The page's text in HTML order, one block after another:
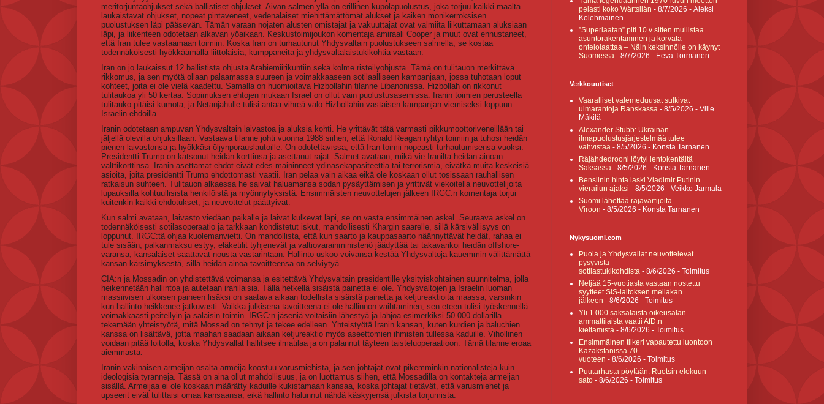
meritorjuntaohjukset sekä ballistiset ohjukset. Aivan salmen yllä on erillinen kupolapuolustus, joka torjuu kaikki maalta
laukaistavat ohjukset, nopeat pintaveneet, vedenalaiset miehittämättömät alukset ja kaiken monikerroksisen
puolustuksen läpi pääsevän. Tämän varaan nojaten alusten omistajat ja vakuuttajat ovat valmiita liikuttamaan aluksiaan
läpi, ja liikenteen odotetaan alkavan yöaikaan. Keskustoimijoukon komentaja amiraali Cooper ja muut ovat ennustaneet,
että Iran tulee vastaamaan toimiin. Koska Iran on turhautunut Yhdysvaltain puolustukseen salmella, se kostaa
todennäköisesti hyökkäämällä liittolaisia, kumppaneita ja yhdysvaltalaistukikohtia vastaan.
Iran on jo laukaissut 12 ballistista ohjusta Arabiemiirikuntiin sekä kolme risteilyohjusta. Tämä on tulitauon merkittävä
rikkomus, ja sen myötä ollaan palaamassa suureen ja voimakkaaseen sotilaalliseen kampanjaan, jossa tuhotaan loput
kohteet, joita ei ole vielä kaadettu. Samalla on huomioitava Hizbollahin tilanne Libanonissa. Hizbollah on rikkonut
tulitaukoa yli 50 kertaa. Sopimuksen ehtojen mukaan Israel on ollut vain puolustusasemissa. Iranin toimien perusteella
tulitauko pitäisi kumota, ja Netanjahulle tulisi antaa vihreä valo Hizbollahin vastaisen kampanjan viemiseksi loppuun
Israelin ehdoilla.
Iranin odotetaan ampuvan Yhdysvaltain laivastoa ja aluksia kohti. He yrittävät tätä varmasti pikkumoottoriveneillään tai
jäljellä olevilla ohjuksillaan. Vastaava tilanne johti vuonna 1988 siihen, että Ronald Reagan ryhtyi toimiin ja tuhosi heidän
pienen laivastonsa ja hyökkäsi öljynporauslautoille. On odotettavissa, että Iran toimii nopeasti turhautumisensa vuoksi.
Presidentti Trump on katsonut heidän korttinsa ja asettanut rajat. Salmet avataan, mikä vie Iranilta heidän ainoan
valttikorttinsa. Iranin asettamat ehdot eivät edes maininneet ydinasekapasiteettia tai terrorismia, eivätkä muita keskeisiä
asioita, joita presidentti Trump ehdottomasti vaatii. Iran pelaa vain aikaa eikä ole koskaan ollut tosissaan rauhallisen
ratkaisun suhteen. Tulitauon alkaessa he saivat haluamansa sodan pysäyttämisen ja yrittivät viekoitella neuvottelijoita
lupauksilla kohtuullisista henkilöistä ja myönnytyksistä. Ensimmäisten neuvottelujen jälkeen IRGC:n komentaja torjui
kuitenkin kaikki ehdotukset, ja neuvottelut päättyivät.
Kun salmi avataan, laivasto viedään paikalle ja laivat kulkevat läpi, se on vasta ensimmäinen askel. Seuraava askel on
todennäköisesti sotilasoperaatio ja tarkkaan kohdistetut iskut, mahdollisesti Khargin saarelle, sillä kärsivällisyys on
loppunut. IRGC:tä ohjaa kuolemanvietti. On mahdollista, että kun saarto ja kauppasaarto näännyttävät heidät, rahaa ei
tule sisään, palkanmaksu estyy, eläketilit tyhjenevät ja valtiovarainministeriö jäädyttää tai takavarikoi heidän offshore-
varansa, kansalaiset saattavat nousta vastarintaan. Hallinto uskoo voivansa kestää Yhdysvaltoja kauemmin välittämättä
kansan kärsimyksestä, sillä heidän ainoa tavoitteensa on selviytyä.
CIA:n ja Mossadin on yhdistettävä voimansa ja esitettävä Yhdysvaltain presidentille yksityiskohtainen suunnitelma, jolla
heikennetään hallintoa ja autetaan iranilaisia. Tällä hetkellä sisäistä painetta ei ole. Yhdysvaltojen ja Israelin luoman
massiivisen ulkoisen paineen lisäksi on saatava aikaan todellista sisäistä painetta ja ketjureaktioita maassa, varsinkin
kun hallinto heikkenee jatkuvasti. Vaikka julkisena tavoitteena ei ole hallinnon vaihtaminen, sen eteen tulisi työskennellä
voimakkaasti peitellyin ja salaisin toimin. IRGC:n jäseniä voitaisiin lähestyä ja lahjoa esimerkiksi 50 000 dollarilla
tekemään yhteistyötä, mitä Mossad on tehnyt ja tekee edelleen. Yhteistyötä Iranin kansan, kuten kurdien ja baluchien
kanssa on lisättävä, jotta maahan saadaan aikaan ketjureaktio myös aseettomien ihmisten tullessa kaduille. Vihollinen
voidaan pitää loitolla, koska Yhdysvallat hallitsee ilmatilaa ja on palannut täyteen taisteluoperaatioon. Tämä tilanne eroaa
aiemmasta.
Iranin vakinaisen armeijan osalta armeija koostuu varusmiehistä, ja sen johtajat ovat pikemminkin nationalisteja kuin
ideologisia tyranneja. Tässä on aina ollut mahdollisuus, ja on luottamus siihen, että Mossadilla on kontakteja armeijan
sisällä. Armeijaa ei ole koskaan määrätty kaduille kukistamaan kansaa, koska johtajat tietävät, että varusmiehet ja
upseerit eivät tulittaisi omaa kansaansa, eikä hallinto halunnut nähdä käskyjensä julkista torjumista.
pelasti koko Wärtsilän - 8/7/2026 - Aleksi
Kolehmainen
”Superlaatan” piti 10 v sitten mullistaa
asuntorakentaminen ja korvata
ontelolaattaa – Näin keksinnölle on käynyt
Suomessa - 8/7/2026 - Eeva Törmänen
Verkkouutiset
Vaaralliset valemeduusat sulkivat
uimarantoja Ranskassa - 8/5/2026 - Ville
Mäkilä
Alexander Stubb: Ukrainan
ilmapuolustusjärjestelmää tulee
vahvistaa - 8/5/2026 - Konsta Tarnanen
Räjähdedrooni löytyi lentokentältä
Saksassa - 8/5/2026 - Konsta Tarnanen
Bensiinin hinta laski Vladimir Putinin
vierailun ajaksi - 8/5/2026 - Veikko Jarmala
Suomi lähettää rajavartijoita
Viroon - 8/5/2026 - Konsta Tarnanen
Nykysuomi.com
Puola ja Yhdysvallat neuvottelevat
pysyvistä
sotilastukikohdista - 8/6/2026 - Toimitus
Neljää 15-vuotiasta vastaan nostettu
syytteet SiS-laitoksen mellakan
jälkeen - 8/6/2026 - Toimitus
Yli 1 000 saksalaista oikeusalan
ammattilaista vaatii AfD:n
kieltämistä - 8/6/2026 - Toimitus
Ensimmäinen tiikeri vapautettu luontoon
Kazakstanissa 70
vuoteen - 8/6/2026 - Toimitus
Puutarhasta pöytään: Ruotsin elokuun
sato - 8/6/2026 - Toimitus